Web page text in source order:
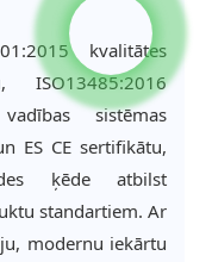
kvalitātes
ISO13485:2016
sistēmas
ES CE sertifikātu,
ķēde atbilst
standartiem. Ar
modernu iekārtu